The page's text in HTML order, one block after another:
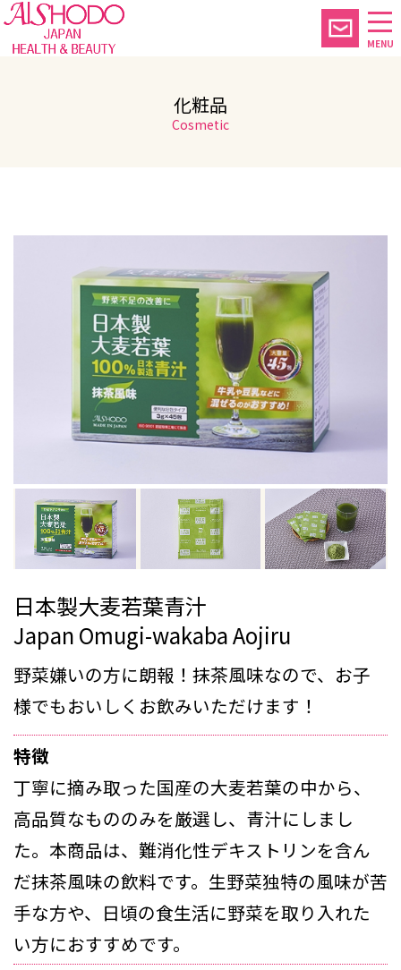
MENU
化粧品
Cosmetic
日本製大麦若葉青汁
Japan Omugi-wakaba Aojiru
野菜嫌いの方に朗報！抹茶風味なので、お子
様でもおいしくお飲みいただけます！
特徴
丁寧に摘み取った国産の大麦若葉の中から、
高品質なもののみを厳選し、青汁にしまし
た。本商品は、難消化性デキストリンを含ん
だ抹茶風味の飲料です。生野菜独特の風味が苦
手な方や、日頃の食生活に野菜を取り入れた
い方におすすめです。